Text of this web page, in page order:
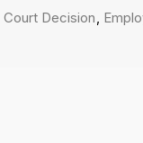
बिना
Court Decision